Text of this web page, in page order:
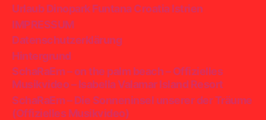
Urlaub Dinopark Funtana Croatia Istrien
IMPRESSUM
Datenschutzerklärung
Hintergrund
SchaRaEm – on the palm beach – Offizielles
Musikvideo – Isabella Valamar Island Resort
SchaRaEm – Die Sonneninsel unserer der Träume
(Offizielles Musikvideo)